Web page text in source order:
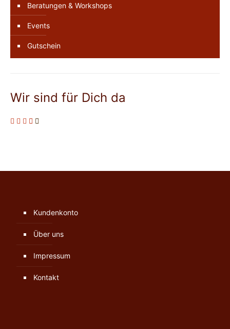
Beratungen & Workshops
Events
Gutschein
Wir sind für Dich da
Kundenkonto
Über uns
Impressum
Kontakt